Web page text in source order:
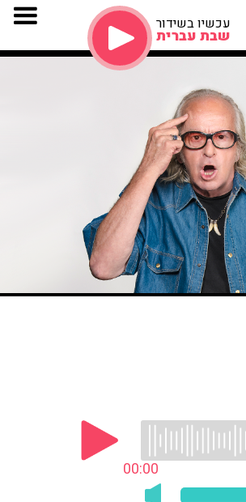
עכשיו בשידור
שבת עברית
00:00